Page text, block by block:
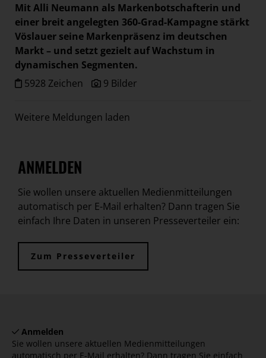
Mit Alli Neumann als Markenbotschafterin und
einer breit angelegten 360-Grad-Kampagne stärkt
Vöslauer seine Markenpräsenz im deutschen
Markt – und setzt gezielt auf Wachstum in
dynamischen Segmenten.
5928 Zeichen
9 Bilder
Weitere Meldungen laden
ANMELDEN
Sie wollen unsere aktuellen Medienmitteilungen
automatisch per E-Mail erhalten? Dann tragen Sie
einfach Ihre Daten in unseren Presseverteiler ein:
Zum Presseverteiler
Anmelden
Sie wollen unsere aktuellen Medienmitteilungen
automatisch per E-Mail erhalten? Dann tragen Sie einfach